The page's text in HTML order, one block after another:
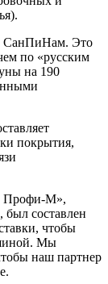
СанПиНам. Это
по «русским
на 190
покрытия,
Профи-М»,
составлен
чтобы
Мы
наш партнер